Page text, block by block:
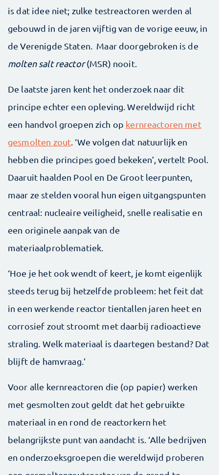
is dat idee niet; zulke testreactoren werden al
gebouwd in de jaren vijftig van de vorige eeuw, in
de Verenigde Staten. Maar doorgebroken is de
molten salt reactor(MSR) nooit.
De laatste jaren kent het onderzoek naar dit
principe echter een opleving. Wereldwijd richt
een handvol groepen zich op kernreactoren met
gesmolten zout. ‘We volgen dat natuurlijk en
hebben die principes goed bekeken’, vertelt Pool.
Daaruit haalden Pool en De Groot leerpunten,
maar ze stelden vooral hun eigen uitgangspunten
centraal: nucleaire veiligheid, snelle realisatie en
een originele aanpak van de
materiaalproblematiek.
‘Hoe je het ook wendt of keert, je komt eigenlijk
steeds terug bij hetzelfde probleem: het feit dat
in een werkende reactor tientallen jaren heet en
corrosief zout stroomt met daarbij radioactieve
straling. Welk materiaal is daartegen bestand? Dat
blijft de hamvraag.’
Voor alle kernreactoren die (op papier) werken
met gesmolten zout geldt dat het gebruikte
materiaal in en rond de reactorkern het
belangrijkste punt van aandacht is. ‘Alle bedrijven
en onderzoeksgroepen die wereldwijd proberen